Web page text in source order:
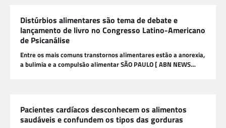
Distúrbios alimentares são tema de debate e
lançamento de livro no Congresso Latino-Americano
de Psicanálise
Entre os mais comuns transtornos alimentares estão a anorexia,
a bulimia e a compulsão alimentar SÃO PAULO [ ABN NEWS…
Pacientes cardíacos desconhecem os alimentos
saudáveis e confundem os tipos das gorduras